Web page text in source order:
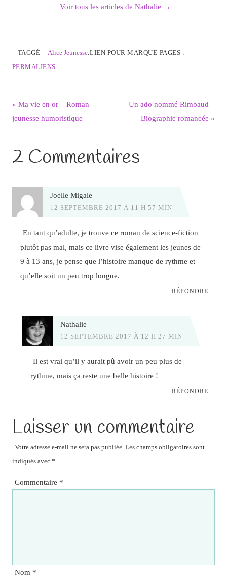
Voir tous les articles de Nathalie →
TAGGÉ Alice Jeunesse LIEN POUR MARQUE-PAGES :
PERMALIENS
« Ma vie en or – Roman
jeunesse humoristique
Un ado nommé Rimbaud –
Biographie romancée»
2 Commentaires
Joelle Migale
12 SEPTEMBRE 2017 À 11 H 57 MIN
En tant qu’adulte, je trouve ce roman de science-fiction
plutôt pas mal, mais ce livre vise également les jeunes de
9 à 13 ans, je pense que l’histoire manque de rythme et
qu’elle soit un peu trop longue.
RÉPONDRE
Nathalie
12 SEPTEMBRE 2017 À 12 H 27 MIN
Il est vrai qu’il y aurait pû avoir un peu plus de
rythme, mais ça reste une belle histoire !
RÉPONDRE
Laisser un commentaire
Votre adresse e-mail ne sera pas publiée. Les champs obligatoires sont
indiqués avec *
Commentaire *
Nom *